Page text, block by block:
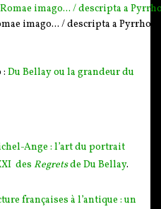
imago... / descripta a Pyrrho
Du Bellay ou la grandeur du
Ange : l’art du portrait
des Regretsde Du Bellay.
françaises à l’antique : un